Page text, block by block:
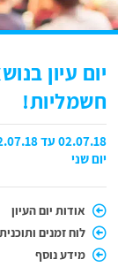
יום עיון
חשמליות!
02.07.18 עד 02.07.18
יום שני
אודות יום העיון
לוח זמנים ותוכנית
מידע נוסף